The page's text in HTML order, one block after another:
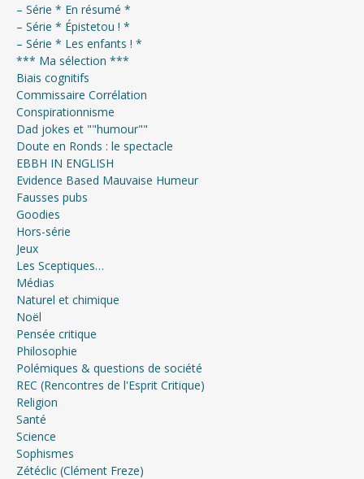
– Série * En résumé *
– Série * Épistetou ! *
– Série * Les enfants ! *
*** Ma sélection ***
Biais cognitifs
Commissaire Corrélation
Conspirationnisme
Dad jokes et ""humour""
Doute en Ronds : le spectacle
EBBH IN ENGLISH
Evidence Based Mauvaise Humeur
Fausses pubs
Goodies
Hors-série
Jeux
Les Sceptiques…
Médias
Naturel et chimique
Noël
Pensée critique
Philosophie
Polémiques & questions de société
REC (Rencontres de l'Esprit Critique)
Religion
Santé
Science
Sophismes
Zétéclic (Clément Freze)